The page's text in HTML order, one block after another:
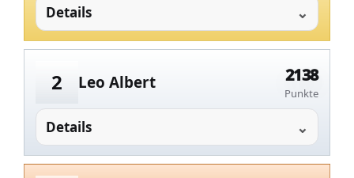
Details
2 Leo Albert 2138
Punkte
Details